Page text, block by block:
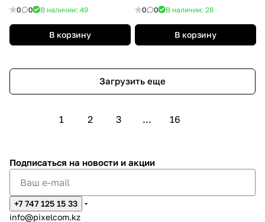
0 0 В наличии: 49
В корзину
0 0 В наличии: 28
В корзину
Загрузить еще
1 2 3 ... 16
Подписаться на новости и акции
+7 747 125 15 33
info@pixelcom.kz